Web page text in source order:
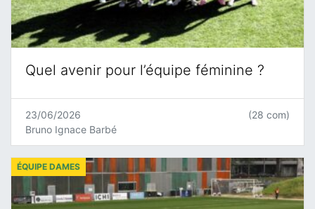
Quel avenir pour l’équipe féminine ?
23/06/2026
Bruno Ignace Barbé
(28 com)
ÉQUIPE DAMES